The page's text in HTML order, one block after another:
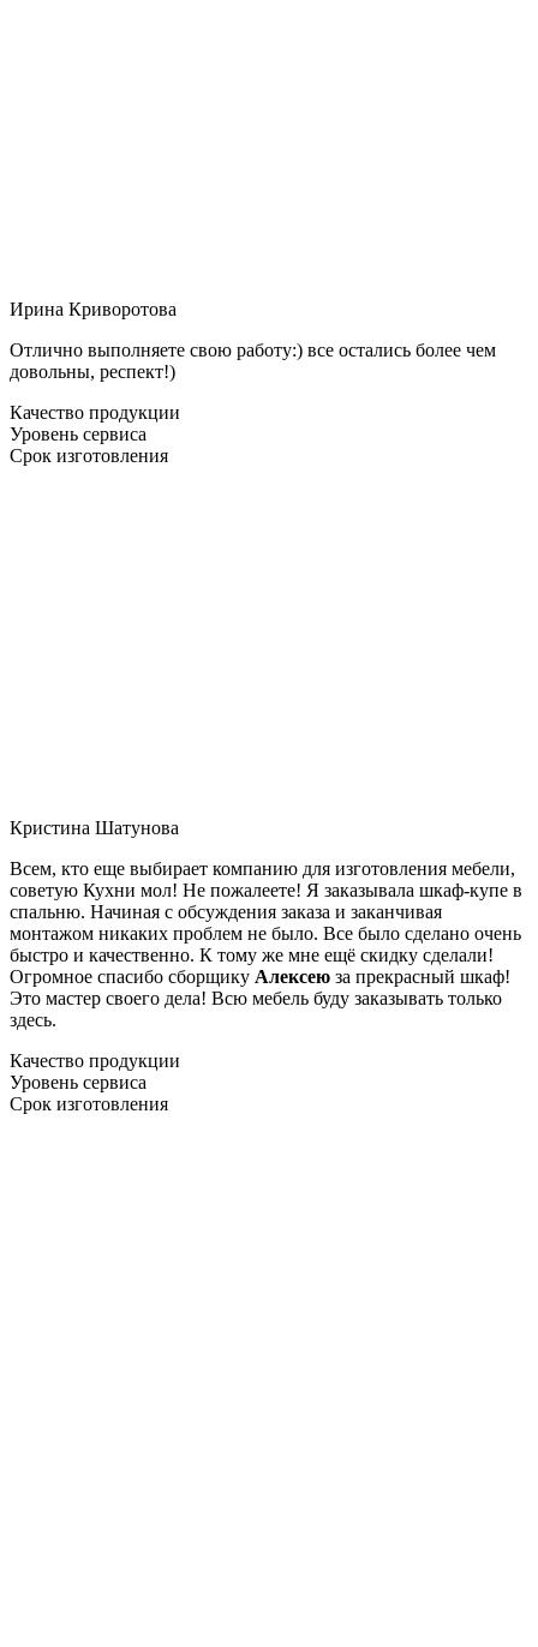
Ирина Криворотова
Отлично выполняете свою работу:) все остались более чем
довольны, респект!)
Качество продукции
Уровень сервиса
Срок изготовления
Кристина Шатунова
Всем, кто еще выбирает компанию для изготовления мебели,
советую Кухни мол! Не пожалеете! Я заказывала шкаф-купе в
спальню. Начиная с обсуждения заказа и заканчивая
монтажом никаких проблем не было. Все было сделано очень
быстро и качественно. К тому же мне ещё скидку сделали!
Огромное спасибо сборщику Алексею за прекрасный шкаф!
Это мастер своего дела! Всю мебель буду заказывать только
здесь.
Качество продукции
Уровень сервиса
Срок изготовления